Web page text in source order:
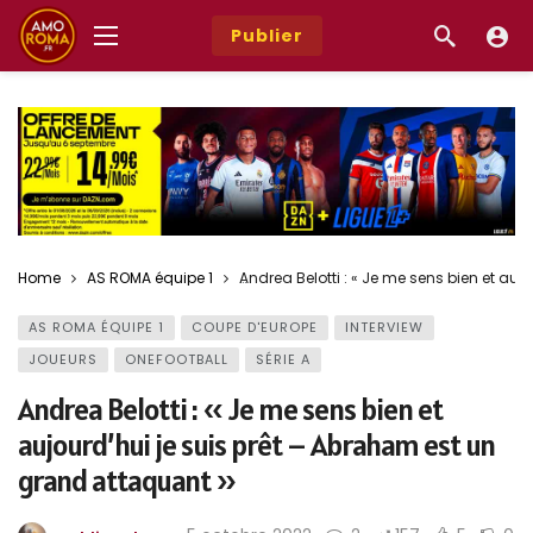
Publier
Home AS ROMA équipe 1 Andrea Belotti : « Je me sens bien et
AS ROMA ÉQUIPE 1 COUPE D'EUROPE
INTERVIEW
JOUEURS
ONEFOOTBALL SÉRIE A
Andrea Belotti : « Je me sens bien et
aujourd’hui je suis prêt – Abraham est un
grand attaquant »